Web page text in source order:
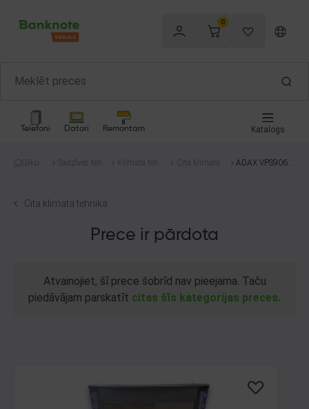
0
Telefoni Datori Remontam Katalogs
Sākum
Sadzīves tehni
Klimata tehni
Cita klimata te
ADAX VPS906 K
Cita klimata tehnika
Prece ir pārdota
Atvainojiet, šī prece šobrīd nav pieejama. Taču
piedāvājam parskatīt citas šīs kategorijas preces.